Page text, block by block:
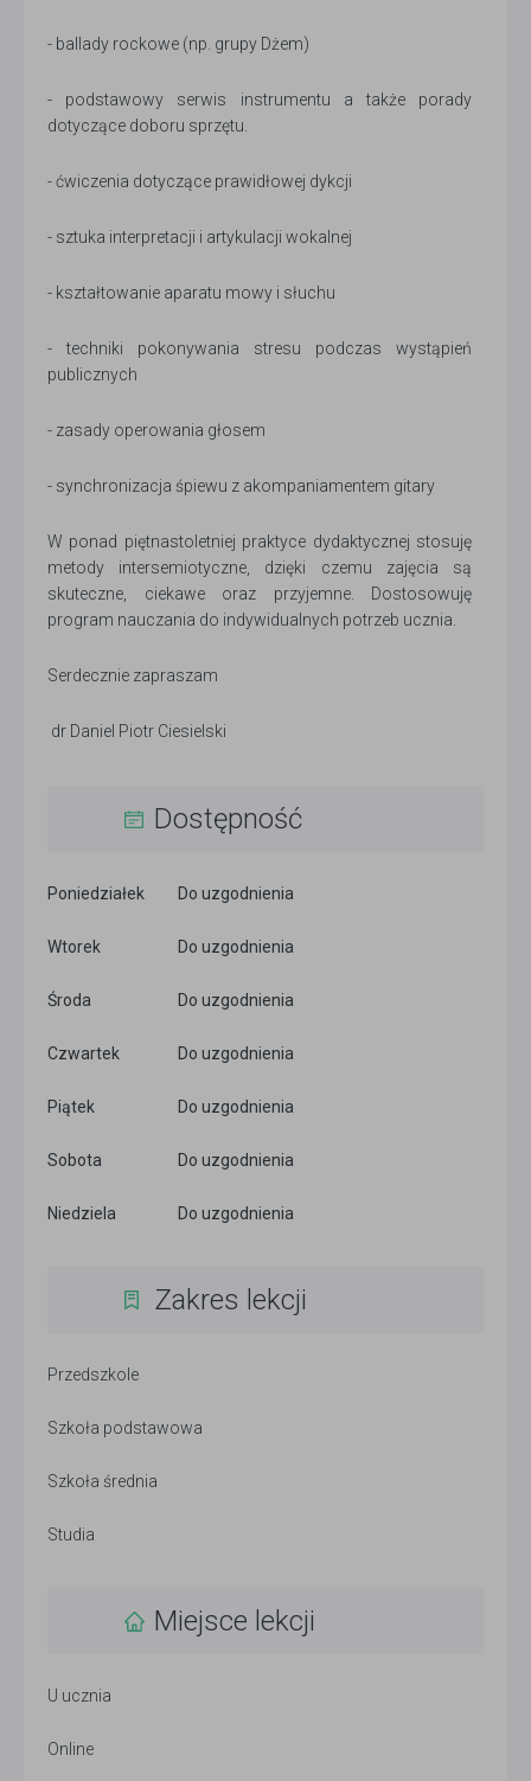
- ballady rockowe (np. grupy Dżem)
- podstawowy serwis instrumentu a także porady
dotyczące doboru sprzętu.
- ćwiczenia dotyczące prawidłowej dykcji
- sztuka interpretacji i artykulacji wokalnej
- kształtowanie aparatu mowy i słuchu
- techniki pokonywania stresu podczas wystąpień
publicznych
- zasady operowania głosem
- synchronizacja śpiewu z akompaniamentem gitary
W ponad piętnastoletniej praktyce dydaktycznej stosuję
metody intersemiotyczne, dzięki czemu zajęcia są
skuteczne, ciekawe oraz przyjemne. Dostosowuję
program nauczania do indywidualnych potrzeb ucznia.
Serdecznie zapraszam
dr Daniel Piotr Ciesielski
Dostępność
Poniedziałek Do uzgodnienia
Wtorek Do uzgodnienia
Środa Do uzgodnienia
Czwartek Do uzgodnienia
Piątek Do uzgodnienia
Sobota Do uzgodnienia
Niedziela Do uzgodnienia
Zakres lekcji
Przedszkole
Szkoła podstawowa
Szkoła średnia
Studia
Miejsce lekcji
U ucznia
Online